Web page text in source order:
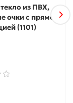
из ПВХ,
очки с прямой
(1101)